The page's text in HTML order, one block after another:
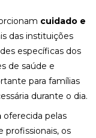
cuidado e
das instituições
específicas dos
de saúde e
para famílias
durante o dia.
oferecida pelas
profissionais, os